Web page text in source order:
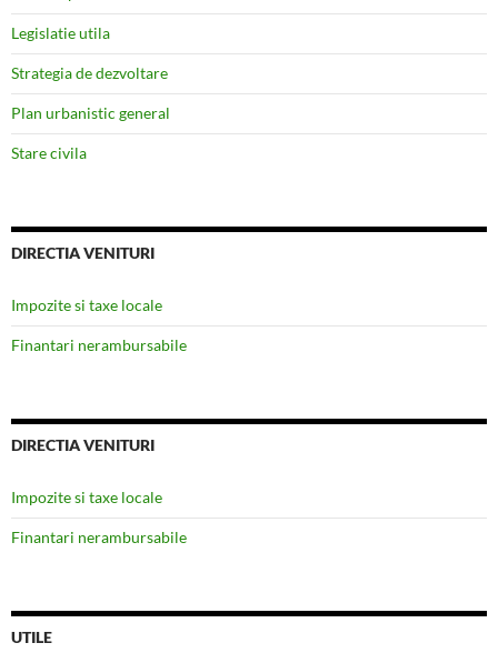
Legislatie utila
Strategia de dezvoltare
Plan urbanistic general
Stare civila
DIRECTIA VENITURI
Impozite si taxe locale
Finantari nerambursabile
DIRECTIA VENITURI
Impozite si taxe locale
Finantari nerambursabile
UTILE